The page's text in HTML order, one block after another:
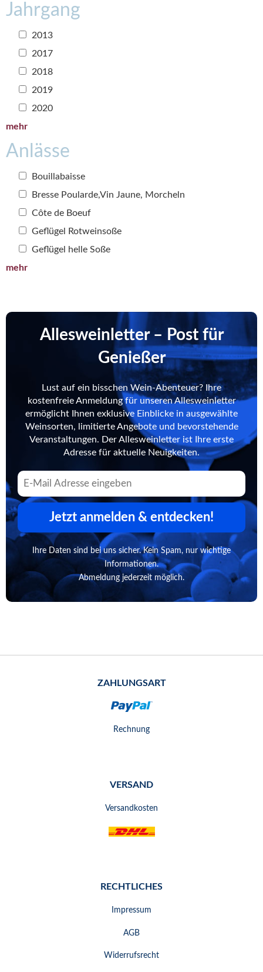
Jahrgang
2013
2017
2018
2019
2020
mehr
Anlässe
Bouillabaisse
Bresse Poularde,Vin Jaune, Morcheln
Côte de Boeuf
Geflügel Rotweinsoße
Geflügel helle Soße
mehr
Allesweinletter – Post für
Genießer
Lust auf ein bisschen Wein-Abenteuer? Ihre
kostenfreie Anmeldung für unseren Allesweinletter
ermöglicht Ihnen exklusive Einblicke in ausgewählte
Weinsorten, limitierte Angebote und bevorstehende
Veranstaltungen. Der Allesweinletter ist Ihre erste
Adresse für aktuelle Neuigkeiten.
Jetzt anmelden & entdecken!
Ihre Daten sind bei uns sicher. Kein Spam, nur wichtige
Informationen.
Abmeldung jederzeit möglich.
ZAHLUNGSART
Rechnung
VERSAND
Versandkosten
RECHTLICHES
Impressum
AGB
Widerrufsrecht